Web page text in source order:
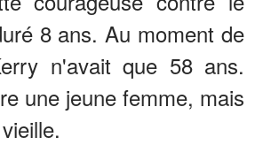
8 ans. Au moment de
n'avait que 58 ans.
une jeune femme, mais